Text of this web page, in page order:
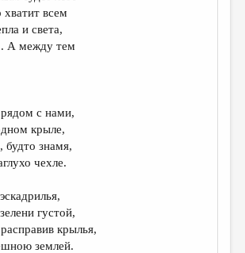
хватит всем
и света,
А между тем
с нами,
крыле,
будто знамя,
чехле.
густой,
крылья,
землей.